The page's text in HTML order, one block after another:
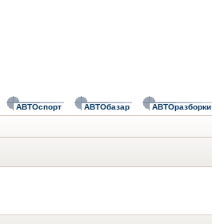
АВТОспорт АВТОбазар АВТОразборки